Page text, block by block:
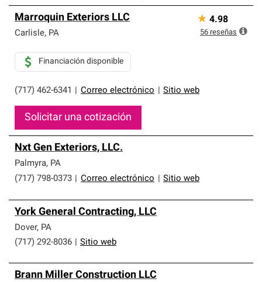
Marroquin Exteriors LLC
Carlisle, PA
(717) 462-6341 Correo electrónico Sitio web
Financiación disponible
Solicitar una cotización
★ 4.98
56 reseñas
Nxt Gen Exteriors, LLC.
Palmyra, PA
(717) 798-0373
Correo electrónico Sitio web
York General Contracting, LLC
Dover, PA
(717) 292-8036
Sitio web
Brann Miller Construction LLC